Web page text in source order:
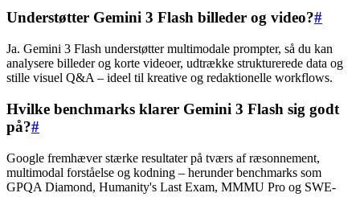
Understøtter Gemini 3 Flash billeder og video?#
Ja. Gemini 3 Flash understøtter multimodale prompter, så du kan
analysere billeder og korte videoer, udtrække strukturerede data og
stille visuel Q&A – ideel til kreative og redaktionelle workflows.
Hvilke benchmarks klarer Gemini 3 Flash sig godt
på?#
Google fremhæver stærke resultater på tværs af ræsonnement,
multimodal forståelse og kodning – herunder benchmarks som
GPQA Diamond, Humanity's Last Exam, MMMU Pro og SWE-